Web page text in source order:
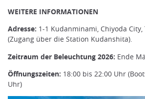
WEITERE INFORMATIONEN
Adresse: 1-1 Kudanminami, Chiyoda City,
(Zugang über die Station Kudanshita).
Zeitraum der Beleuchtung 2026: Ende
Öffnungszeiten: 18:00 bis 22:00 Uhr
Uhr)